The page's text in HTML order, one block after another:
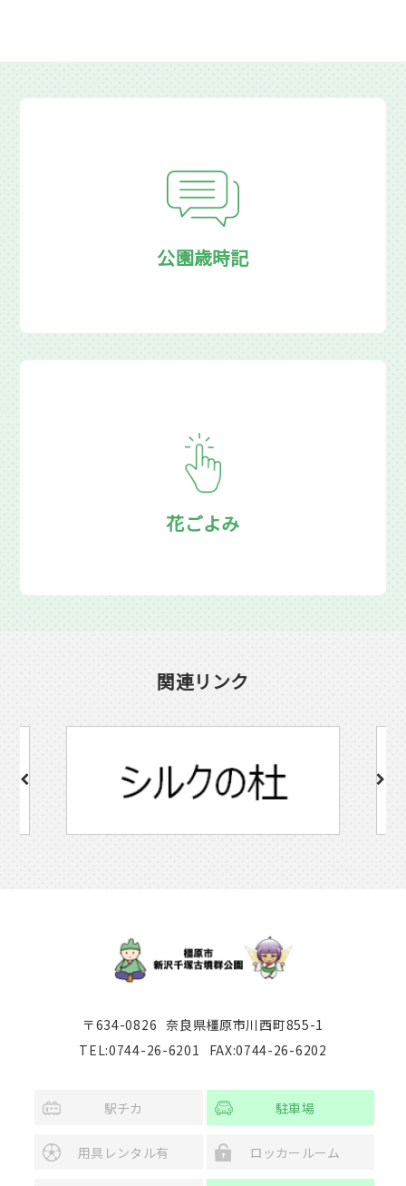
公園歳時記
花ごよみ
関連リンク
〒634-0826 奈良県橿原市川西町855-1
TEL:0744-26-6201
FAX:0744-26-6202
駅チカ 駐車場
用具レンタル有 ロッカールーム